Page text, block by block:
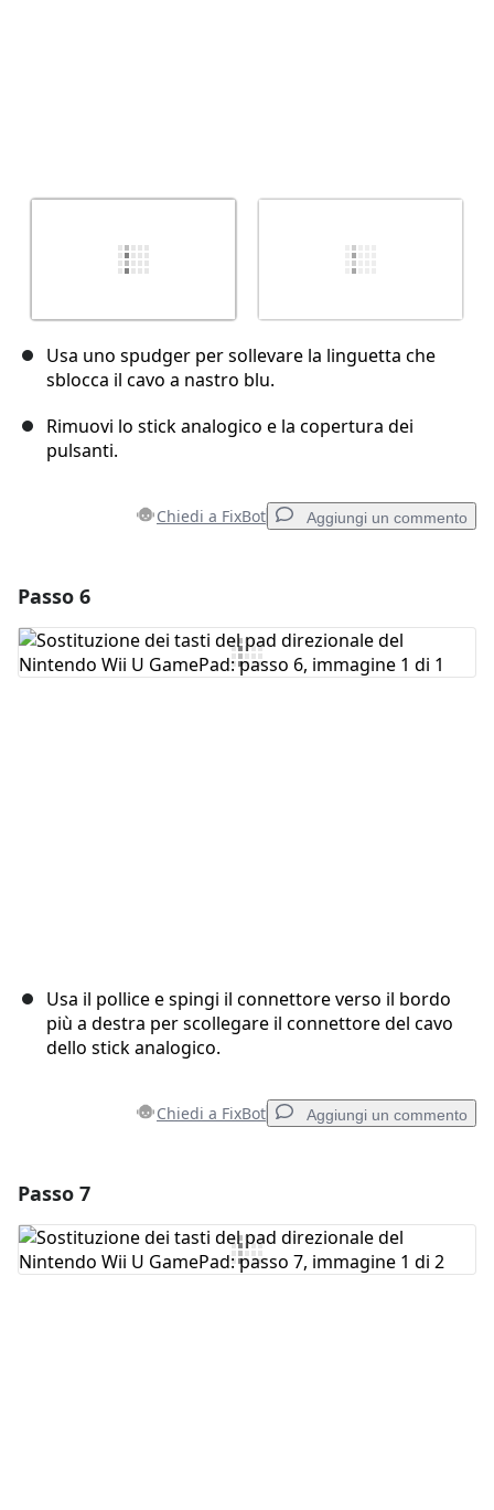
Usa uno spudger per sollevare la linguetta che
sblocca il cavo a nastro blu.
Rimuovi lo stick analogico e la copertura dei
pulsanti.
Chiedi a FixBot Aggiungi un commento
Aggiungi Commento
Passo 6
Usa il pollice e spingi il connettore verso il bordo
più a destra per scollegare il connettore del cavo
dello stick analogico.
Chiedi a FixBot Aggiungi un commento
Aggiungi Commento
Passo 7